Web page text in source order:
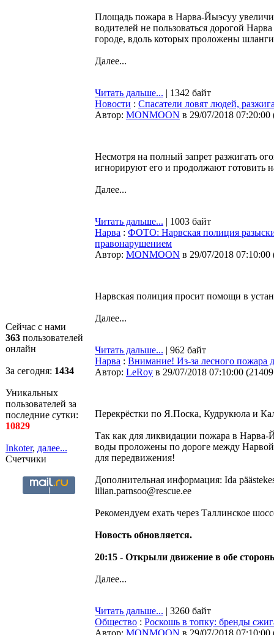
Сейчас с нами
363 пользователей
онлайн
За сегодня: 1434
Уникальных
пользователей за
последние сутки:
10829
Inkoter, далее...
Счетчики
Площадь пожара в Нарва-Йыэсуу
водителей не пользоваться дорогой
городе, вдоль которых проложены
Далее...
Читать дальше... | 1342 байт
Новости : Спасатели ловят людей,
Автор: MONMOON в 29/07/2018 07:20:00
Несмотря на полный запрет разжигать
игнорируют его и продолжают готовить
Далее...
Читать дальше... | 1003 байт
Нарва : ФОТО: Нарвская полиция
правонарушением
Автор: MONMOON в 29/07/2018 07:10:00
Нарвская полиция просит помощи в
Далее...
Читать дальше... | 962 байт
Нарва : Внимание! Из-за лесного пожара
Автор: LeRoy в 29/07/2018 07:10:00 (
Перекрёстки по Я.Поска, Кудрукюла и
Так как для ликвидации пожара в Нарва-
воды проложены по дороге между
для передвижения!
Дополнительная информация: Ida
lilian.parnsoo@rescue.ee
Рекомендуем ехать через Таллинское
Новость обновляется.
20:15 - Открыли движение в обе
Далее...
Читать дальше... | 3260 байт
Общество : Роскошь в топку: бренды
Автор: MONMOON в 29/07/2018 07:10:00